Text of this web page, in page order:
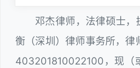
邓杰律师，法律硕士，
衡（深圳）律师事务所，律
403201810022100，现（